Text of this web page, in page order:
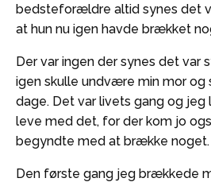
bedsteforældre altid synes det
at hun nu igen havde brækket
Der var ingen der synes det var
igen skulle undvære min mor og
dage. Det var livets gang og
leve med det, for der kom jo
begyndte med at brække noget.
Den første gang jeg brækkede